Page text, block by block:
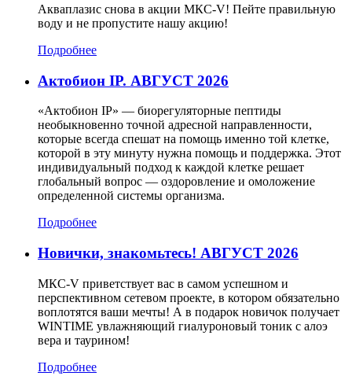
Акваплазис снова в акции МКС-V! Пейте правильную
воду и не пропустите нашу акцию!
Подробнее
Актобион IP. АВГУСТ 2026
«Актобион IP» — биорегуляторные пептиды
необыкновенно точной адресной направленности,
которые всегда спешат на помощь именно той клетке,
которой в эту минуту нужна помощь и поддержка. Этот
индивидуальный подход к каждой клетке решает
глобальный вопрос — оздоровление и омоложение
определенной системы организма.
Подробнее
Новички, знакомьтесь! АВГУСТ 2026
МКС-V приветствует вас в самом успешном и
перспективном сетевом проекте, в котором обязательно
воплотятся ваши мечты! А в подарок новичок получает
WINTIME увлажняющий гиалуроновый тоник с алоэ
вера и таурином!
Подробнее